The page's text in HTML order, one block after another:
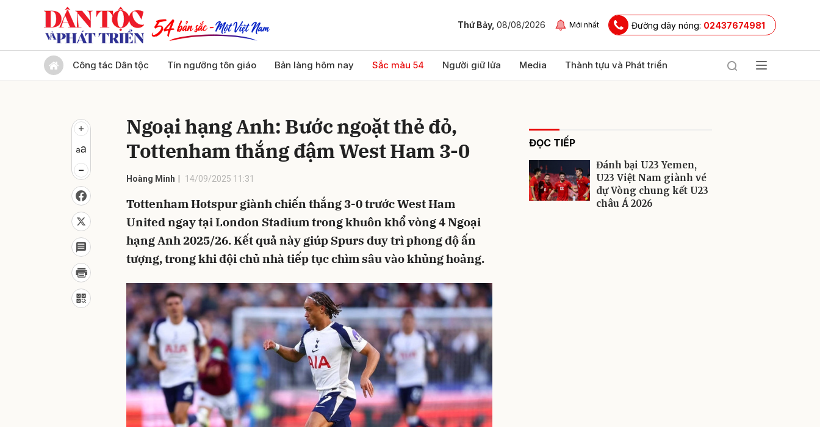
Thứ Bảy, 08/08/2026 Mới nhất Đường dây nóng: 02437674981
Công tác Dân tộc Tín ngưỡng tôn giáo Bản làng hôm nay Sắc màu 54 Người giữ lửa Media Thành tựu và Phát triển
Ngoại hạng Anh: Bước ngoặt thẻ đỏ,
Tottenham thắng đậm West Ham 3-0
Hoàng Minh 14/09/2025 11:31
Tottenham Hotspur giành chiến thắng 3-0 trước West Ham
United ngay tại London Stadium trong khuôn khổ vòng 4 Ngoại
hạng Anh 2025/26. Kết quả này giúp Spurs duy trì phong độ ấn
tượng, trong khi đội chủ nhà tiếp tục chìm sâu vào khủng hoảng.
ĐỌC TIẾP
Đánh bại U23 Yemen,
U23 Việt Nam giành vé
dự Vòng chung kết U23
châu Á 2026
Gửi bình luận
Gửi